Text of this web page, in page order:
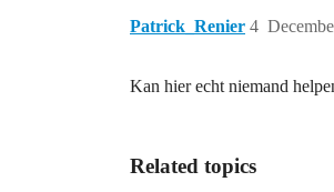
Patrick_Renier 4
Kan hier echt niemand
Related topics